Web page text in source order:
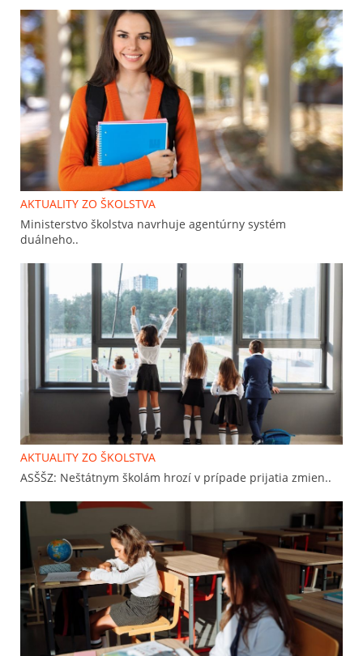
AKTUALITY ZO ŠKOLSTVA
Ministerstvo školstva navrhuje agentúrny systém
duálneho..
AKTUALITY ZO ŠKOLSTVA
ASŠŠZ: Neštátnym školám hrozí v prípade prijatia zmien..